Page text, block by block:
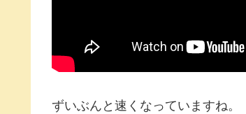
ずいぶんと速くなっていますね。